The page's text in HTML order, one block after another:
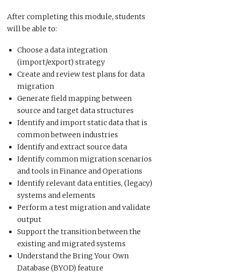
After completing this module, students
will be able to:
Choose a data integration
(import/export) strategy
Create and review test plans for data
migration
Generate field mapping between
source and target data structures
Identify and import static data that is
common between industries
Identify and extract source data
Identify common migration scenarios
and tools in Finance and Operations
Identify relevant data entities, (legacy)
systems and elements
Perform a test migration and validate
output
Support the transition between the
existing and migrated systems
Understand the Bring Your Own
Database (BYOD) feature